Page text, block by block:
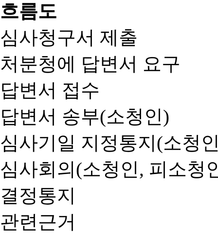
흐름도
심사청구서 제출
처분청에 답변서 요구
답변서 접수
답변서 송부(소청인)
심사기일 지정통지(소청
심사회의(소청인, 피소청
결정통지
관련근거